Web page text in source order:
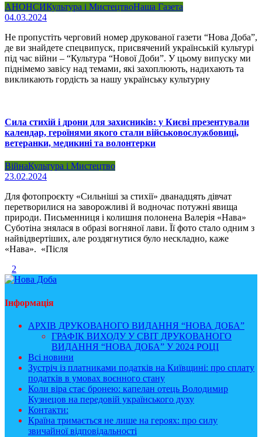
АНОНСИКультура і МистецтвоНаша Газета
04.03.2024
Не пропустіть черговий номер друкованої газети “Нова Доба”,
де ви знайдете спецвипуск, присвячений українській культурі
під час війни – “Культура “Нової Доби”. У цьому випуску ми
піднімемо завісу над темами, які захоплюють, надихають та
викликають гордість за нашу українську культурну
Сила стихій і дрони для захисників: у Києві презентували
календар, героїнями якого стали військовослужбовиці,
ветеранки, медикині та волонтерки
ВійнаКультура і Мистецтво
23.02.2024
Для фотопроєкту «Сильніші за стихії» дванадцять дівчат
перетворилися на заворожливі й водночас потужні явища
природи. Письменниця і колишня полонена Валерія «Нава»
Суботіна знялася в образі вогняної лави. Її фото стало одним з
найвідвертіших, але роздягнутися було нескладно, каже
«Нава». «Після
2
Інформація
АРХІВ ДРУКОВАНОГО ВИДАННЯ “НОВА ДОБА”
ГРАФІК ВИХОДУ У СВІТ ДРУКОВАНОГО
ВИДАННЯ “НОВА ДОБА” У 2024 РОЦІ
Всі новини
Зустріч із платниками податків на Київщині: про сплату
податків в умовах воєнного стану
Коли віра стає бронею: капелан отець Володимир
Кузнецов на передовій українського духу
Контакти:
Країна тримається не лише на героях: про силу
звичайної відповідальності